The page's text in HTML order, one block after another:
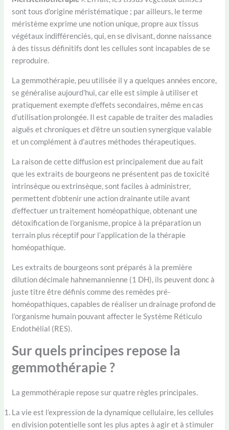
sont tous d’origine méristématique ; par ailleurs, le terme
méristème exprime une notion unique, propre aux tissus
végétaux indifférenciés, qui, en se divisant, donne naissance
à des tissus définitifs dont les cellules sont incapables de se
reproduire.
La gemmothérapie, peu utilisée il y a quelques années encore,
se généralise aujourd’hui, car elle est simple à utiliser et
pratiquement exempte d’effets secondaires, même en cas
d’utilisation prolongée. Il est capable de traiter des maladies
aiguës et chroniques et d’être un soutien synergique valable
et un complément à d’autres méthodes thérapeutiques.
La raison de cette diffusion est principalement due au fait
que les extraits de bourgeons ne présentent pas de toxicité
intrinsèque ou extrinsèque, sont faciles à administrer,
permettent d’obtenir une action drainante utile avant
d’effectuer un traitement homéopathique, obtenant une
détoxification de l’organisme, propice à la préparation un
terrain plus réceptif pour l’application de la thérapie
homéopathique.
Les extraits de bourgeons sont préparés à la première
dilution décimale hahnemannienne (1 DH), ils peuvent donc à
juste titre être définis comme des remèdes pré-
homéopathiques, capables de réaliser un drainage profond de
l’organisme humain pouvant affecter le Système Réticulo
Endothélial (RES).
Sur quels principes repose la
gemmothérapie ?
La gemmothérapie repose sur quatre règles principales.
La vie est l’expression de la dynamique cellulaire, les cellules
en division potentielle sont les plus aptes à agir et à stimuler